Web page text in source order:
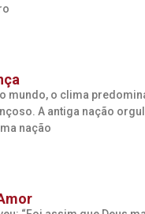
mundo, o clima
A antiga nação
nação